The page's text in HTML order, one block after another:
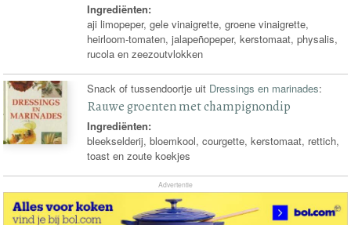
Ingrediënten:
aji limopeper, gele vinaigrette, groene vinaigrette,
heirloom-tomaten, jalapeñopeper, kerstomaat, physalis,
rucola en zeezoutvlokken
Snack of tussendoortje uit Dressings en marinades:
Rauwe groenten met champignondip
Ingrediënten:
bleekselderij, bloemkool, courgette, kerstomaat, rettich,
toast en zoute koekjes
Advertentie